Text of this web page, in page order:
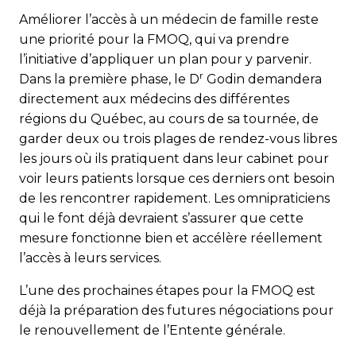
Améliorer l’accès à un médecin de famille reste
une priorité pour la FMOQ, qui va prendre
l’initiative d’appliquer un plan pour y parvenir.
Dans la première phase, le Dr Godin demandera
directement aux médecins des différentes
régions du Québec, au cours de sa tournée, de
garder deux ou trois plages de rendez-vous libres
les jours où ils pratiquent dans leur cabinet pour
voir leurs patients lorsque ces derniers ont besoin
de les rencontrer rapidement. Les omnipraticiens
qui le font déjà devraient s’assurer que cette
mesure fonctionne bien et accélère réellement
l’accès à leurs services.
L’une des prochaines étapes pour la FMOQ est
déjà la préparation des futures négociations pour
le renouvellement de l’Entente générale.